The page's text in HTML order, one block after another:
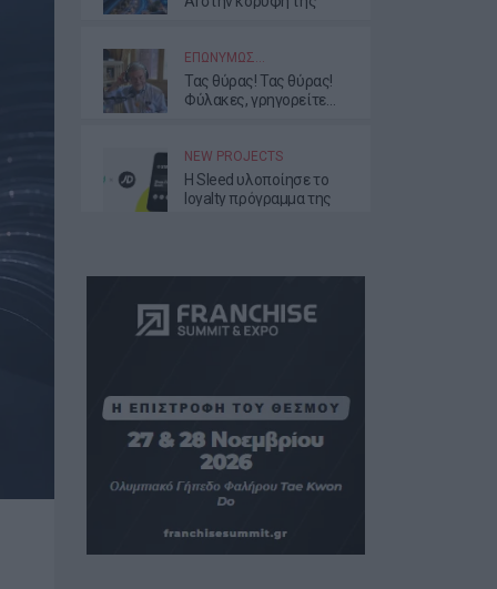
ΕΠΩΝΎΜΩΣ…
Τας θύρας! Τας θύρας!
Φύλακες, γρηγορείτε…
NEW PROJECTS
Η Sleed υλοποίησε το
loyalty πρόγραμμα της